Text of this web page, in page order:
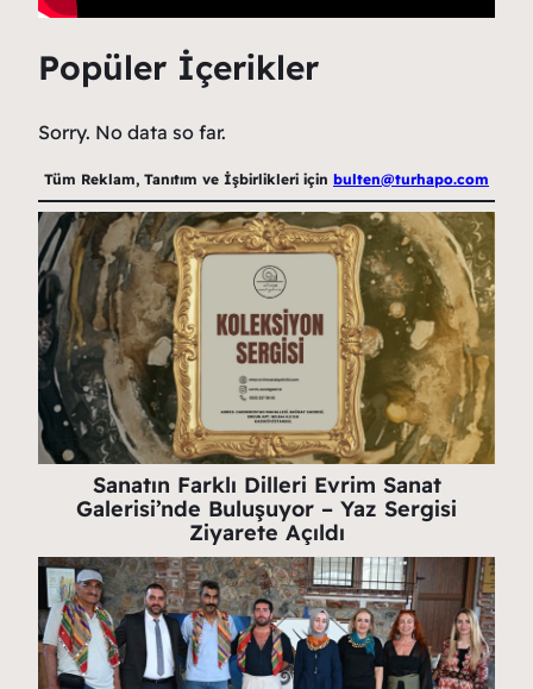
Popüler İçerikler
Sorry. No data so far.
Tüm Reklam, Tanıtım ve İşbirlikleri için bulten@turhapo.com
Sanatın Farklı Dilleri Evrim Sanat
Galerisi’nde Buluşuyor – Yaz Sergisi
Ziyarete Açıldı